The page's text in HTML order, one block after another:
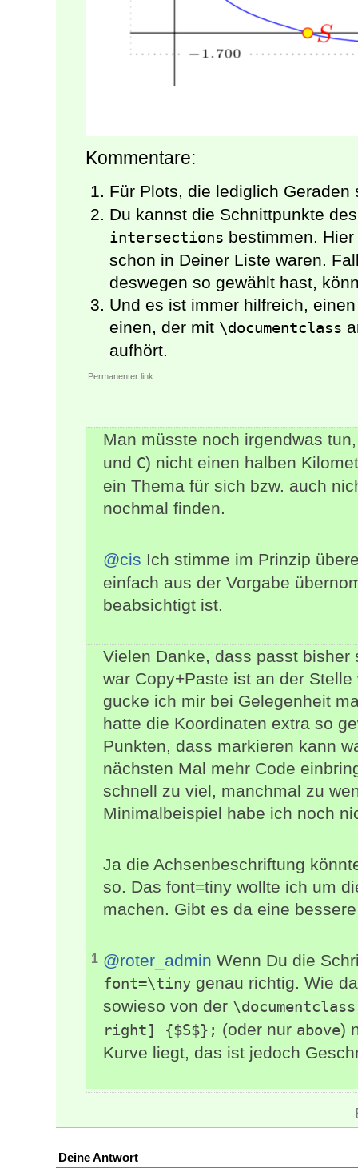
Kommentare:
Für Plots, die lediglich
Du kannst die Schnittpunkte
intersections bestimmen.
schon in Deiner Liste waren.
deswegen so gewählt hast,
Und es ist immer hilfreich,
einen, der mit \documentclass
aufhört.
Permanenter link
Man müsste noch irgendwas
und C) nicht einen halben
ein Thema für sich bzw. auch
nochmal finden.
@cis Ich stimme im Prinzip
einfach aus der Vorgabe
beabsichtigt ist.
Vielen Danke, dass passt
war Copy+Paste ist an der
gucke ich mir bei Gelegenheit
hatte die Koordinaten extra so
Punkten, dass markieren kann
nächsten Mal mehr Code
schnell zu viel, manchmal zu
Minimalbeispiel habe ich noch
Ja die Achsenbeschriftung
so. Das font=tiny wollte ich um
machen. Gibt es da eine
1 @roter_admin Wenn Du die
font=\tiny genau richtig. Wie
sowieso von der \documentclass
right] {$S$}; (oder nur above)
Kurve liegt, das ist jedoch
Deine Antwort